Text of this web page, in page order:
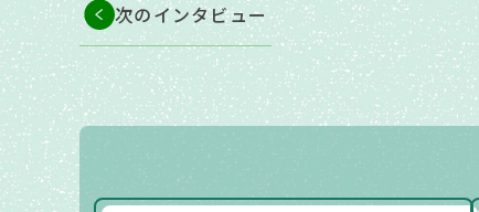
次のインタビュー